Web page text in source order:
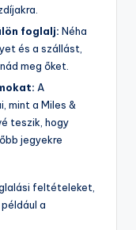
foglalj: Néha
és a szállást,
meg őket.
A
mint a Miles &
teszik, hogy
jegyekre
feltételeket,
a